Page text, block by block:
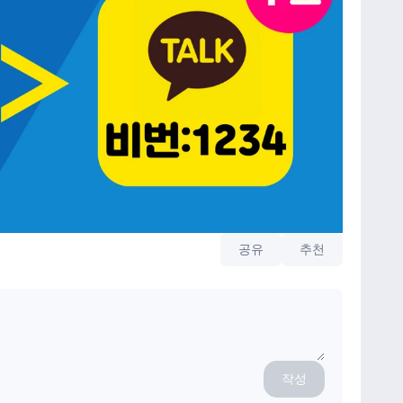
공유 추천
작성